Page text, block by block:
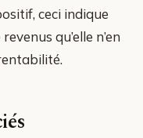
ceci indique
qu’elle n’en